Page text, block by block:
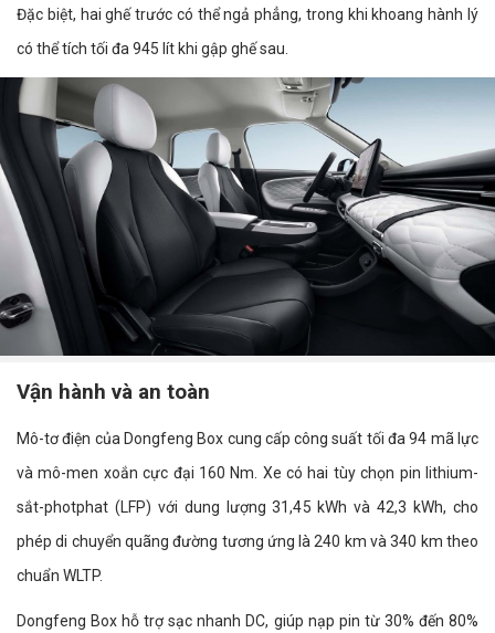
Đặc biệt, hai ghế trước có thể ngả phẳng, trong khi khoang hành lý
có thể tích tối đa 945 lít khi gập ghế sau.
Vận hành và an toàn
Mô-tơ điện của Dongfeng Box cung cấp công suất tối đa 94 mã lực
và mô-men xoắn cực đại 160 Nm. Xe có hai tùy chọn pin lithium-
sắt-photphat (LFP) với dung lượng 31,45 kWh và 42,3 kWh, cho
phép di chuyển quãng đường tương ứng là 240 km và 340 km theo
chuẩn WLTP.
Dongfeng Box hỗ trợ sạc nhanh DC, giúp nạp pin từ 30% đến 80%